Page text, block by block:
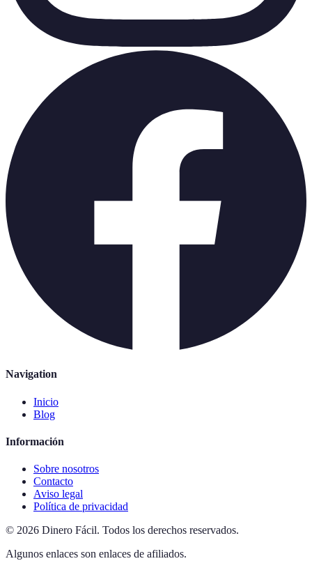
Navigation
Inicio
Blog
Información
Sobre nosotros
Contacto
Aviso legal
Política de privacidad
© 2026 Dinero Fácil. Todos los derechos reservados.
Algunos enlaces son enlaces de afiliados.